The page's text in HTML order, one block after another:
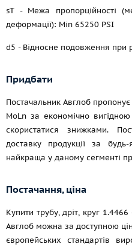
sT - Межа пропорційності
деформації): Min 65250 PSI
d5 - Відносне подовження при
Придбати
Постачальник Авглоб
MoLn за економічно
скористатися знижками.
доставку продукції за
найкраща у даному сегменті
Постачання, ціна
Купити трубу, дріт, круг
Авглоб можна за доступною
європейських стандартів